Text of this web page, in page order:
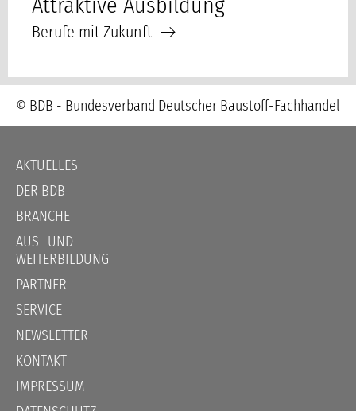
Berufe mit Zukunft
© BDB - Bundesverband Deutscher Baustoff-Fachhandel
Navigation
überspringen
AKTUELLES
DER BDB
BRANCHE
AUS- UND
WEITERBILDUNG
PARTNER
SERVICE
NEWSLETTER
KONTAKT
IMPRESSUM